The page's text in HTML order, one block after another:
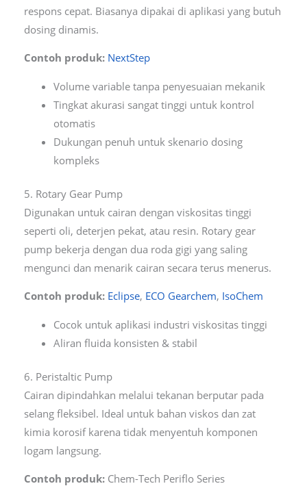
respons cepat. Biasanya dipakai di aplikasi yang butuh
dosing dinamis.
Contoh produk: NextStep
Volume variable tanpa penyesuaian mekanik
Tingkat akurasi sangat tinggi untuk kontrol
otomatis
Dukungan penuh untuk skenario dosing
kompleks
5. Rotary Gear Pump
Digunakan untuk cairan dengan viskositas tinggi
seperti oli, deterjen pekat, atau resin. Rotary gear
pump bekerja dengan dua roda gigi yang saling
mengunci dan menarik cairan secara terus menerus.
Contoh produk: Eclipse, ECO Gearchem, IsoChem
Cocok untuk aplikasi industri viskositas tinggi
Aliran fluida konsisten & stabil
6. Peristaltic Pump
Cairan dipindahkan melalui tekanan berputar pada
selang fleksibel. Ideal untuk bahan viskos dan zat
kimia korosif karena tidak menyentuh komponen
logam langsung.
Contoh produk:Chem-Tech Periflo Series